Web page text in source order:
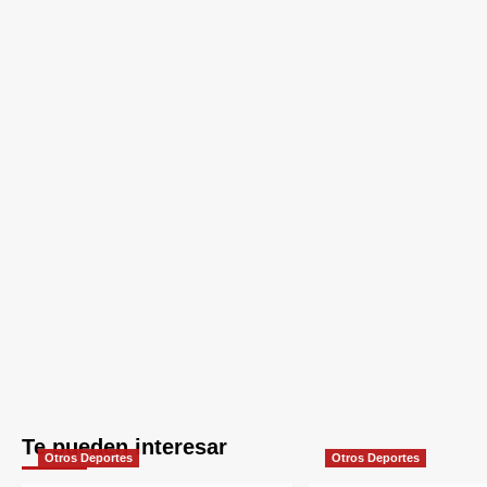
Te pueden interesar
Otros Deportes Otros Deportes